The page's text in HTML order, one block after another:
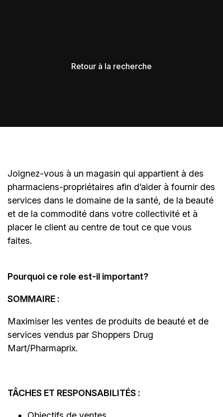
Retour à la recherche
Joignez-vous à un magasin qui appartient à des
pharmaciens-propriétaires afin d’aider à fournir des
services dans le domaine de la santé, de la beauté
et de la commodité dans votre collectivité et à
placer le client au centre de tout ce que vous
faites.
Pourquoi ce role est-il important?
SOMMAIRE :
Maximiser les ventes de produits de beauté et de
services vendus par Shoppers Drug
Mart/Pharmaprix.
TÂCHES ET RESPONSABILITÉS :